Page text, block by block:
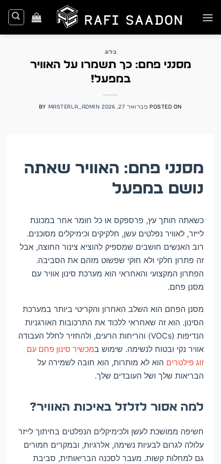
to
בלוג
מסנני פחם: כך תשמרו על האוויר
במפעל!
POSTED ON פברואר 27, 2026 BY MASTERLA_ADMIN
מסנני פחם: האוויר שאתה
נושם במפעל
כשאתה חותך עץ, פרספקס או כל חומר אחר במכונת
לייזר, לאוויר נפלטים עשן, חלקיקים וכימיקלים מסוכנים.
רוב האנשים חושבים שמספיק להוציא צינור החוצה, אבל
זה פתרון חלקי ולא חוקי שפשוט מזהם את הסביבה.
הפתרון המקצועי והאחראי הוא מערכת סינון אוויר עם
מסנן פחם.
מסנן הפחם הוא השלב האחרון והקריטי ביותר במערכת
הסינון. הוא זה שאחראי ללכוד את התרכובות האורגניות
הנדיפות (VOCs) והריחות הרעים, ולהחזיר לחלל העבודה
אוויר נקי ובטוח לנשימה. שימוש במכשיר סינון פחם עם
זוג פילטרים הוא לא מותרות, הוא חובה לשמירה על
הבריאות שלך ושל העובדים שלך.
למה אסור לזלזל באיכות האוויר?
חשיפה ממושכת לעשן ולכימיקלים הנפלטים בחיתוך לייזר
עלולה לגרום לבעיות נשימה, אלרגיות, ובמקרים חמורים
גם למחלות קשות. מעבר לסכנה הבריאותית, סביבת